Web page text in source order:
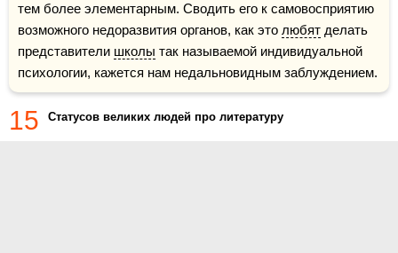
тем более элементарным. Сводить его к самовосприятию
возможного недоразвития органов, как это любят делать
представители школы так называемой индивидуальной
15 Статусов великих людей про литературу